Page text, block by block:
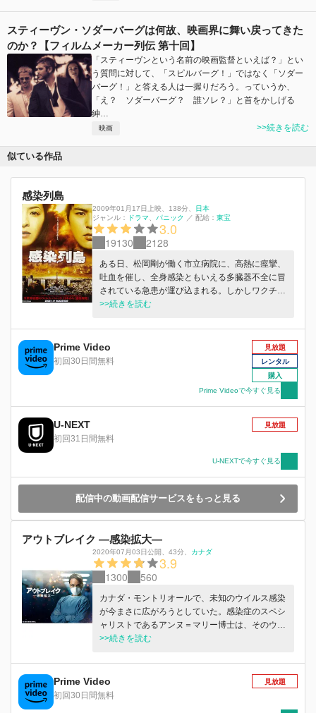
スティーヴン・ソダーバーグは何故、映画界に舞い戻ってきた
のか？【フィルムメーカー列伝 第十回】
「スティーヴンという名前の映画監督といえば？」とい
う質問に対して、「スピルバーグ！」ではなく「ソダー
バーグ！」と答える人は一握りだろう。っていうか、
「え？ ソダーバーグ？ 誰ソレ？」と首をかしげる
紳…
映画 >>続きを読む
似ている作品
感染列島
2009年01月17日上映 138分
日本
ジャンル：
ドラマ パニック ／ 配給： 東宝
3.0
19130 2128
ある日、松岡剛が働く市立病院に、高熱に痙攣、
吐血を催し、全身感染ともいえる多臓器不全に冒
されている急患が運び込まれる。しかしワクチン
や治療が効果を持たず、患者は死亡。やがて医療
ニックに陥る…。
>>続きを読む
Prime Video
初回30日間無料
見放題
レンタル
購入
Prime Videoで今すぐ見る
U-NEXT
初回31日間無料
見放題
U-NEXTで今すぐ見る
配信中の動画配信サービスをもっと見る
アウトブレイク ―感染拡大―
2020年07月03日公開 43分 カナダ
3.9
1300 560
カナダ・モントリオールで、未知のウイルス感染
が今まさに広がろうとしていた。感染症のスペシ
ャリストであるアンヌ＝マリー博士は、そのウイ
ルスが感染力と致死率が極めて高い新型コロナウ
ミックを防ぐ事が出来るだろうか。
>>続きを読む
Prime Video
初回30日間無料
見放題